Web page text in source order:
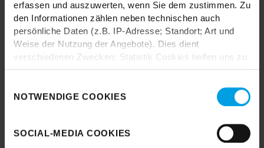
erfassen und auszuwerten, wenn Sie dem zustimmen. Zu
den Informationen zählen neben technischen auch
persönliche Daten (z.B. IP-Adresse; Standort; Art und
Weise der Nutzung der Angebote). Dies dient
verschiedenen Zwecken: Statistik Cookies helfen uns zu
anonymisiert für statistische Zwecke auszuwerten.
Marketing Cookies helfen uns, Ihnen personalisierte
Werbung anzuzeigen. Social-Media-Cookies ermöglichen
es, eine Verbindung zu sozialen Netzwerken aufzubauen,
NOTWENDIGE COOKIES
SOCIAL-MEDIA COOKIES
Durch das Laden akzeptieren Sie die
Karte laden